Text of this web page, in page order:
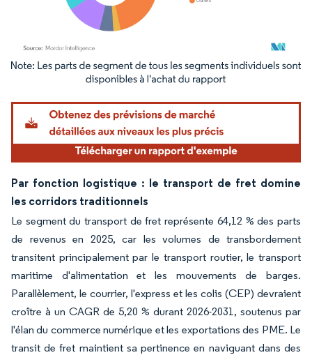
Image © Mordor Intelligence. La réutilisation nécessite une attribution sous CC BY
Par fonction logistique : le transport de fret domine
les corridors traditionnels
Le segment du transport de fret représente 64,12 % des parts
de revenus en 2025, car les volumes de transbordement
transitent principalement par le transport routier, le transport
maritime d'alimentation et les mouvements de barges.
Parallèlement, le courrier, l'express et les colis (CEP) devraient
croître à un CAGR de 5,20 % durant 2026-2031, soutenus par
l'élan du commerce numérique et les exportations des PME. Le
transit de fret maintient sa pertinence en naviguant dans des